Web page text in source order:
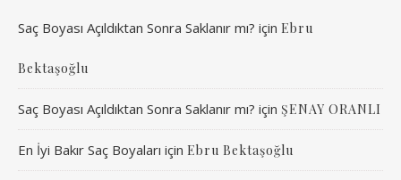
Saç Boyası Açıldıktan Sonra Saklanır mı? için Ebru
Bektaşoğlu
Saç Boyası Açıldıktan Sonra Saklanır mı? için ŞENAY ORANLI
En İyi Bakır Saç Boyaları için Ebru Bektaşoğlu